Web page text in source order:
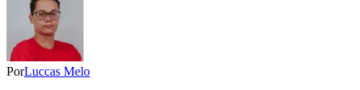
PorLuccas Melo